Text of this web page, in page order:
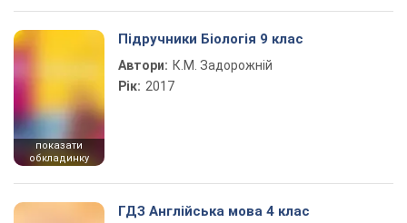
показати
обкладинку
Підручники Біологія 9 клас
Автори: К.М. Задорожній
Рік: 2017
ГДЗ Англійська мова 4 клас